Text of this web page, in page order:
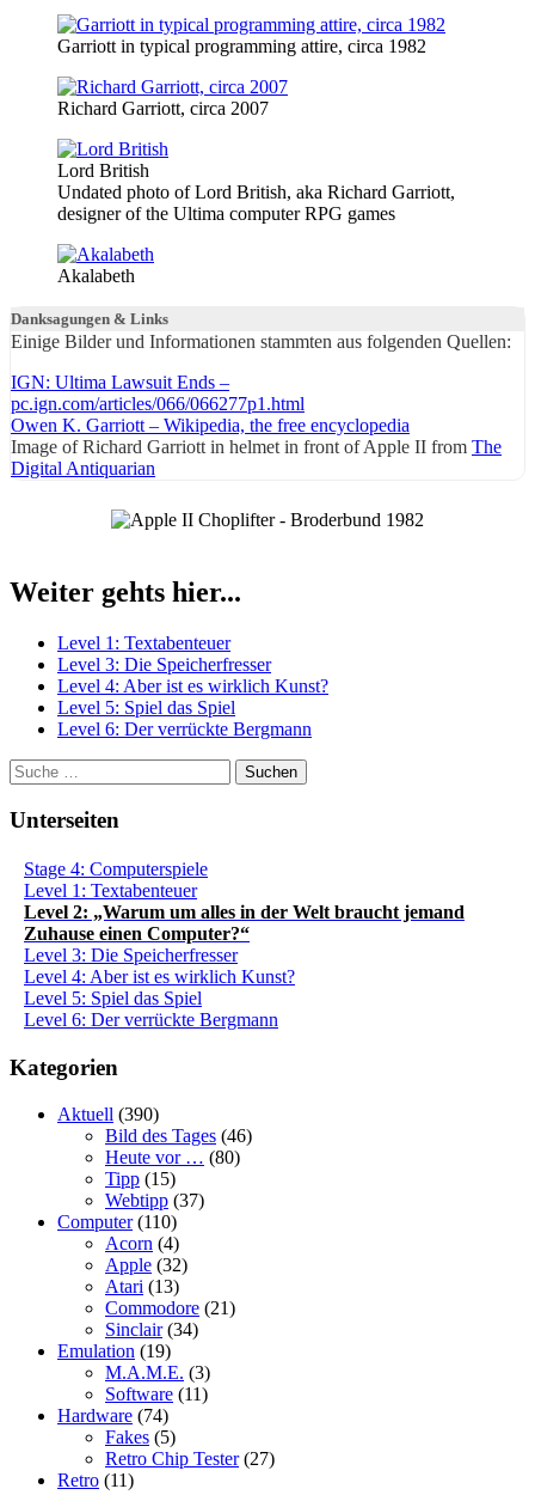
Garriott in typical programming attire, circa 1982
Richard Garriott, circa 2007
Lord British
Undated photo of Lord British, aka Richard Garriott,
designer of the Ultima computer RPG games
Akalabeth
Danksagungen & Links
Einige Bilder und Informationen stammten aus folgenden Quellen:
IGN: Ultima Lawsuit Ends –
pc.ign.com/articles/066/066277p1.html
Owen K. Garriott – Wikipedia, the free encyclopedia
Image of Richard Garriott in helmet in front of Apple II from The
Digital Antiquarian
Weiter gehts hier...
Level 1: Textabenteuer
Level 3: Die Speicherfresser
Level 4: Aber ist es wirklich Kunst?
Level 5: Spiel das Spiel
Level 6: Der verrückte Bergmann
Suchen
Unterseiten
Stage 4: Computerspiele
Level 1: Textabenteuer
Level 2: „Warum um alles in der Welt braucht jemand
Zuhause einen Computer?“
Level 3: Die Speicherfresser
Level 4: Aber ist es wirklich Kunst?
Level 5: Spiel das Spiel
Level 6: Der verrückte Bergmann
Kategorien
Aktuell (390)
Bild des Tages (46)
Heute vor … (80)
Tipp (15)
Webtipp (37)
Computer(110)
Acorn (4)
Apple (32)
Atari (13)
Commodore (21)
Sinclair(34)
Emulation (19)
M.A.M.E. (3)
Software (11)
Hardware (74)
Fakes (5)
Retro Chip Tester(27)
Retro (11)